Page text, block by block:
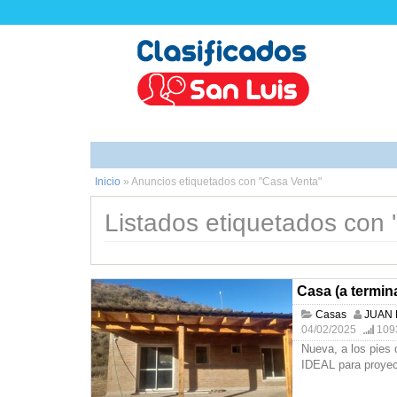
Inicio » Anuncios etiquetados con "Casa Venta"
Listados etiquetados con
Casa (a
Casas
JUAN
04/02/2025
Nueva, a los pies
IDEAL para